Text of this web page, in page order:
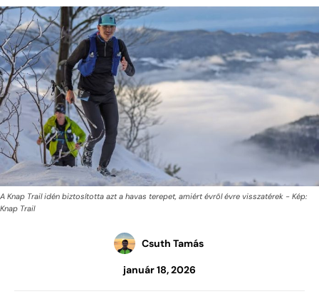
A Knap Trail idén biztosította azt a havas terepet, amiért évről évre visszatérek - Kép:
Knap Trail
Csuth Tamás
január 18, 2026